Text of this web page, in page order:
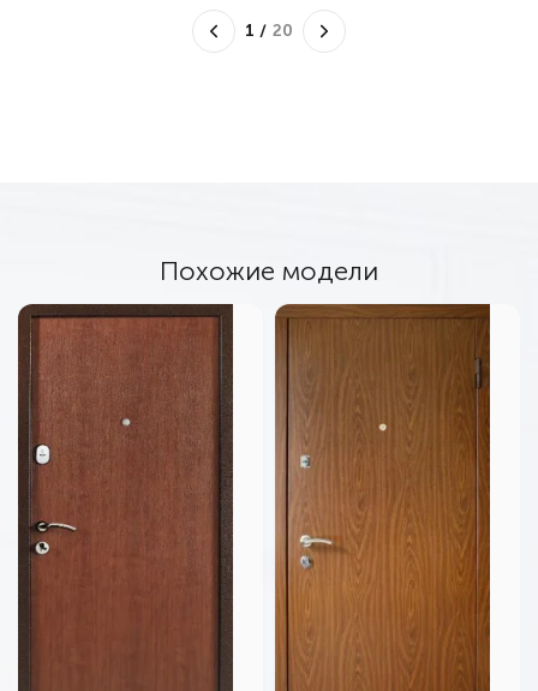
1 / 20
Похожие модели